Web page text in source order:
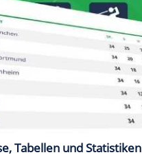
Tabellen und Statistiken